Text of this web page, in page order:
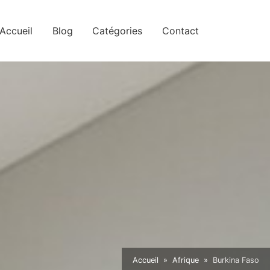
Accueil Blog Catégories Contact
Accueil Afrique Burkina Faso